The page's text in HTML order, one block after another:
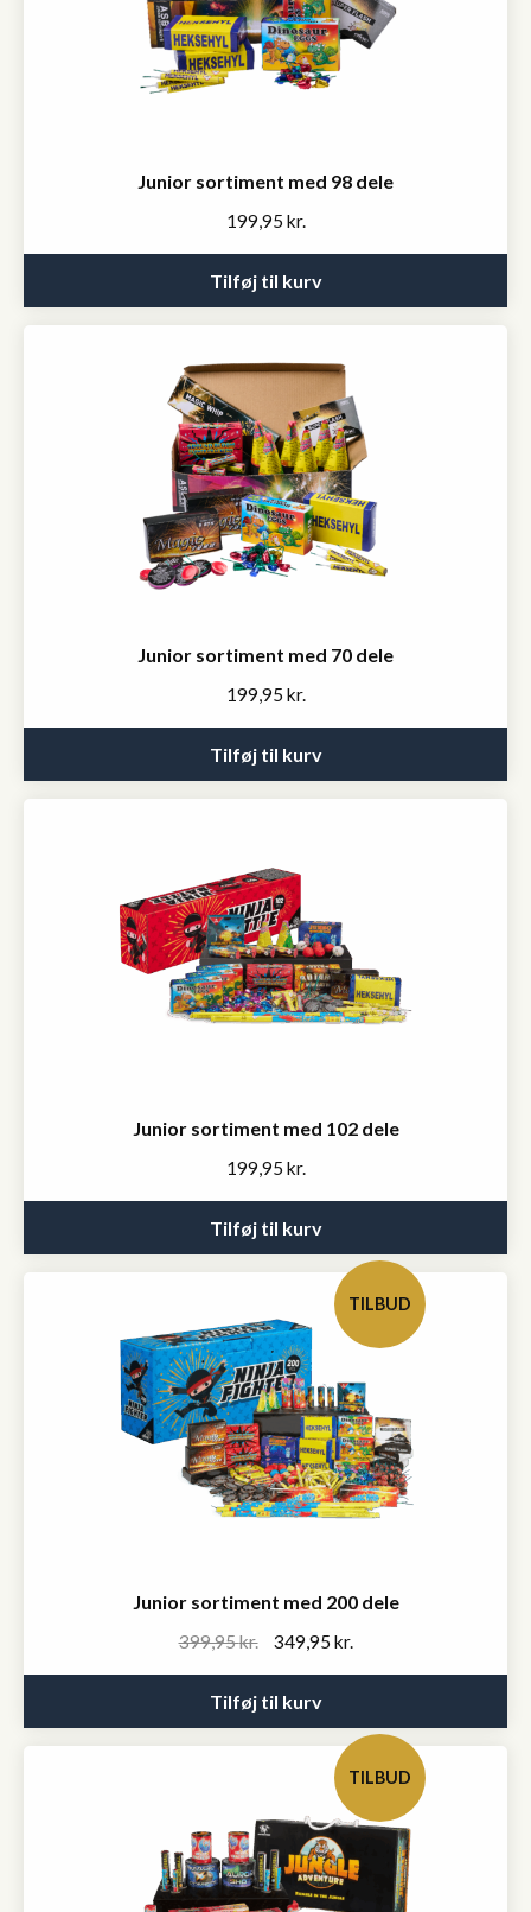
Junior sortiment med 98 dele
199,95 kr.
Tilføj til kurv
Junior sortiment med 70 dele
199,95 kr.
Tilføj til kurv
Junior sortiment med 102 dele
199,95 kr.
Tilføj til kurv
TILBUD
Junior sortiment med 200 dele
399,95kr.
Original
was:
399,95 kr..
349,95 kr.
349,95 kr..
Tilføj til kurv
TILBUD